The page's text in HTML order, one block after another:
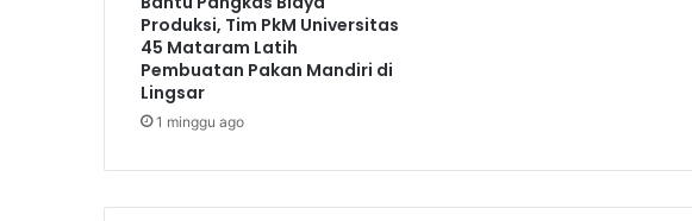
Produksi, Tim PkM Universitas
45 Mataram Latih
Pembuatan Pakan Mandiri di
Lingsar
1 minggu ago